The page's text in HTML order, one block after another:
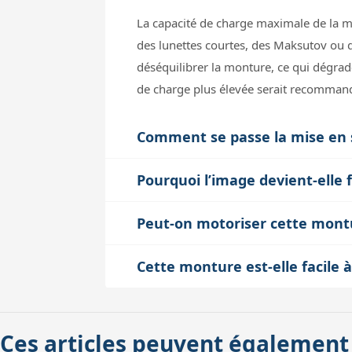
La capacité de charge maximale de la
des lunettes courtes, des Maksutov
déséquilibrer la monture, ce qui
de charge plus élevée serait
Comment se passe la mise
grâce à la conception de la monture,
un peu de pratique, mais c’est un
Pourquoi l’image devient-
: la turbulence atmosphérique (le
manuel ou motorisé simple, donc elle
Peut-on motoriser cette
automatique. Cela améliore
Cette monture est-elle facile
démonte facilement, et sa taille
Ces articles peuvent